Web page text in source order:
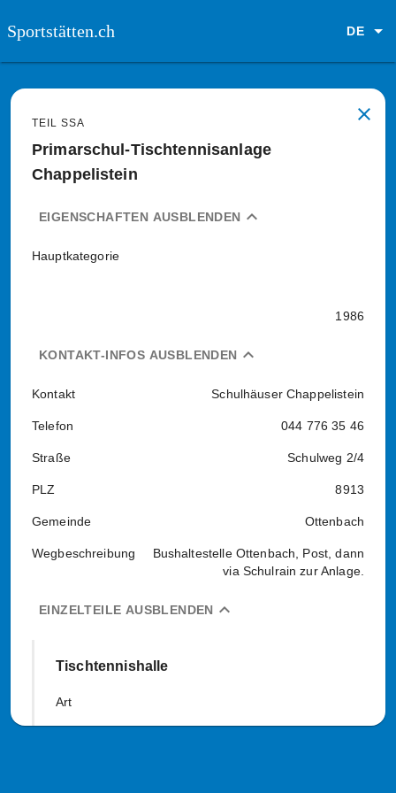
Sportstätten.ch DE
close
TEIL SSA
Primarschul-Tischtennisanlage
Chappelistein
expand_less
EIGENSCHAFTEN AUSBLENDEN
Hauptkategorie
1986
expand_less
KONTAKT-INFOS AUSBLENDEN
Kontakt Schulhäuser Chappelistein
Telefon 044 776 35 46
Straße Schulweg 2/4
PLZ 8913
Gemeinde Ottenbach
Wegbeschreibung
Bushaltestelle Ottenbach, Post, dann
via Schulrain zur Anlage.
expand_less
EINZELTEILE AUSBLENDEN
Tischtennishalle
Art